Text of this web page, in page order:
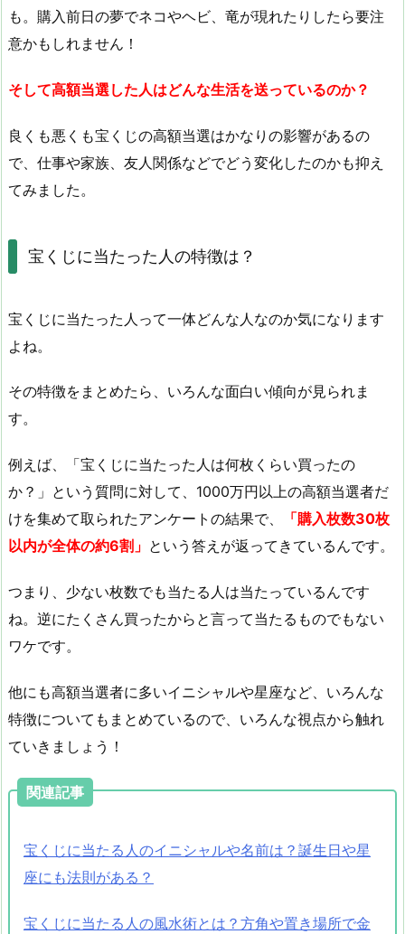
も。購入前日の夢でネコやヘビ、竜が現れたりしたら要注
意かもしれません！
そして高額当選した人はどんな生活を送っているのか？
良くも悪くも宝くじの高額当選はかなりの影響があるの
で、仕事や家族、友人関係などでどう変化したのかも抑え
てみました。
宝くじに当たった人の特徴は？
宝くじに当たった人って一体どんな人なのか気になります
よね。
その特徴をまとめたら、いろんな面白い傾向が見られま
す。
例えば、「宝くじに当たった人は何枚くらい買ったの
か？」という質問に対して、1000万円以上の高額当選者だ
けを集めて取られたアンケートの結果で、
「購入枚数30枚
以内が全体の約6割」 という答えが返ってきているんです。
つまり、少ない枚数でも当たる人は当たっているんです
ね。逆にたくさん買ったからと言って当たるものでもない
ワケです。
他にも高額当選者に多いイニシャルや星座など、いろんな
特徴についてもまとめているので、いろんな視点から触れ
ていきましょう！
関連記事
宝くじに当たる人のイニシャルや名前は？誕生日や星
座にも法則がある？
宝くじに当たる人の風水術とは？方角や置き場所で金